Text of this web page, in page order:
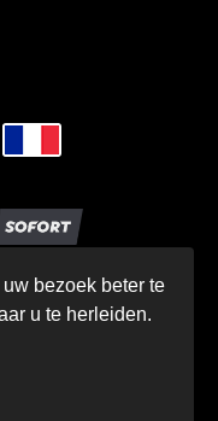
1993 - 2026
bezoek beter te
u te herleiden.